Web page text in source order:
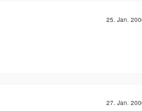
25. Jan.
27. Jan.